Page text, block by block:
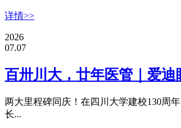
详情>>
2026
07.07
百卅川大，廿年医管｜爱
两大里程碑同庆！在四川大学建校130周
长...